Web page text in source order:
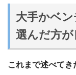
大手かベ
選んだ方が
これまで述べてき